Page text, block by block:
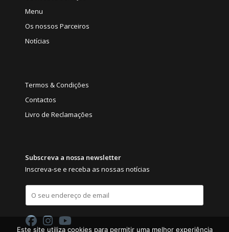
Menu
Os nossos Parceiros
Notícias
Termos & Condições
Contactos
Livro de Reclamações
Subscreva a nossa newsletter
Inscreva-se e receba as nossas notícias
E
a
l
Este site utiliza cookies para permitir uma melhor experiência